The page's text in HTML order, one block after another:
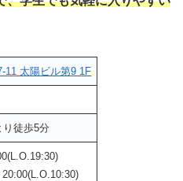
11 太陽ビル第9 1F
徒歩5分
20:00(L.O.10:30)